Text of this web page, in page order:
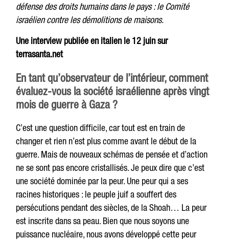
défense des droits humains dans le pays : le Comité
israélien contre les démolitions de maisons.
Une interview publiée en italien le 12 juin sur
terrasanta.net
En tant qu’observateur de l’intérieur, comment
évaluez-vous la société israélienne après vingt
mois de guerre à Gaza ?
C’est une question difficile, car tout est en train de
changer et rien n’est plus comme avant le début de la
guerre. Mais de nouveaux schémas de pensée et d’action
ne se sont pas encore cristallisés. Je peux dire que c’est
une société dominée par la peur. Une peur qui a ses
racines historiques : le peuple juif a souffert des
persécutions pendant des siècles, de la Shoah… La peur
est inscrite dans sa peau. Bien que nous soyons une
puissance nucléaire, nous avons développé cette peur